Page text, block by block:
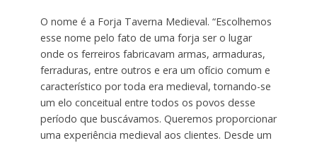
O nome é a Forja Taverna Medieval. “Escolhemos
esse nome pelo fato de uma forja ser o lugar
onde os ferreiros fabricavam armas, armaduras,
ferraduras, entre outros e era um ofício comum e
característico por toda era medieval, tornando-se
um elo conceitual entre todos os povos desse
período que buscávamos. Queremos proporcionar
uma experiência medieval aos clientes. Desde um